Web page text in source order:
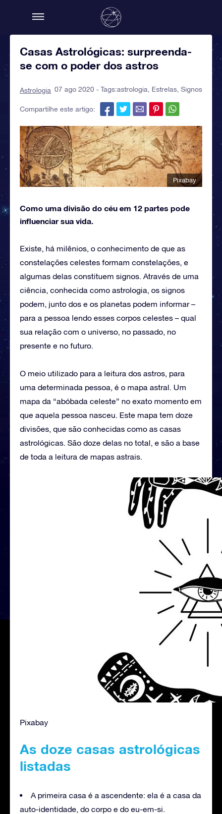
Casas Astrológicas: surpreenda-
se com o poder dos astros
Astrologia 07 ago 2020 - Tags:astrologia Estrelas Signos
Compartilhe este artigo:
Pixabay
Como uma divisão do céu em 12 partes pode
influenciar sua vida.
Existe, há milênios, o conhecimento de que as
constelações celestes formam constelações, e
algumas delas constituem signos. Através de uma
ciência, conhecida como astrologia, os signos
podem, junto dos e os planetas podem informar –
para a pessoa lendo esses corpos celestes – qual
sua relação com o universo, no passado, no
presente e no futuro.
O meio utilizado para a leitura dos astros, para
uma determinada pessoa, é o mapa astral. Um
mapa da “abóbada celeste” no exato momento em
que aquela pessoa nasceu. Este mapa tem doze
divisões, que são conhecidas como as casas
astrológicas. São doze delas no total, e são a base
de toda a leitura de mapas astrais.
Pixabay
As doze casas astrológicas
listadas
A primeira casa é a ascendente: ela é a casa da
auto-identidade, do corpo e do eu-em-si.